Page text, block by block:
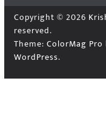
Copyright © 2026
reserved.
Theme: ColorMag Pro
WordPress.